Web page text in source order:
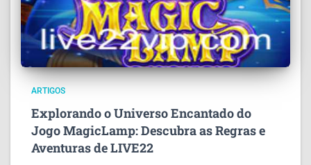
ARTIGOS
Explorando o Universo Encantado do
Jogo MagicLamp: Descubra as Regras e
Aventuras de LIVE22